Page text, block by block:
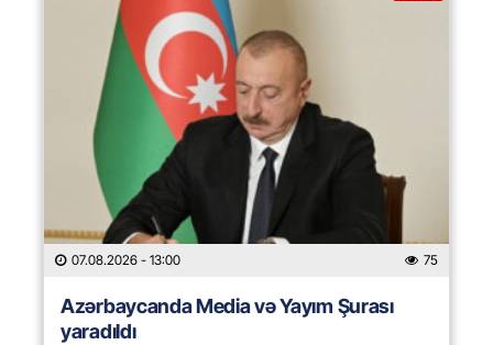
07.08.2026 - 13:00 75
Azərbaycanda Media və Yayım Şurası
yaradıldı